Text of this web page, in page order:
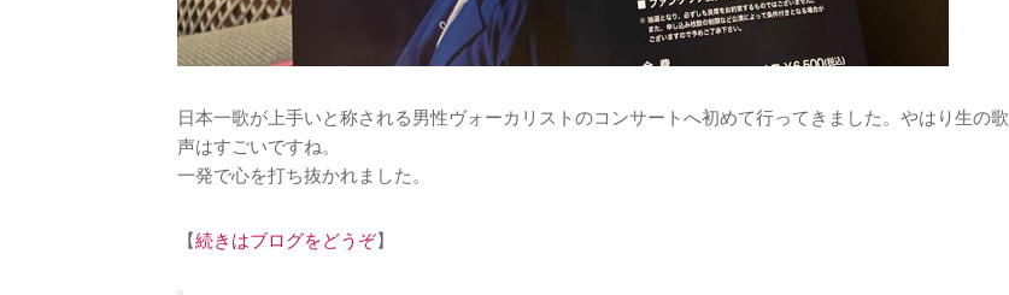
日本一歌が上手いと称される男性ヴォーカリストのコンサートへ初めて行ってきました。やはり生の歌
声はすごいですね。
一発で心を打ち抜かれました。
【続きはブログをどうぞ】